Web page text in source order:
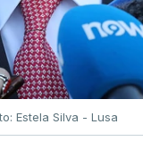
Estela Silva - Lusa